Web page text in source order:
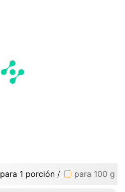
para 1 porción / para 100 g